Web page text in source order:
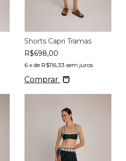
Shorts Capri Tramas
R$698,00
6 x de R$116,33 sem juros
Comprar